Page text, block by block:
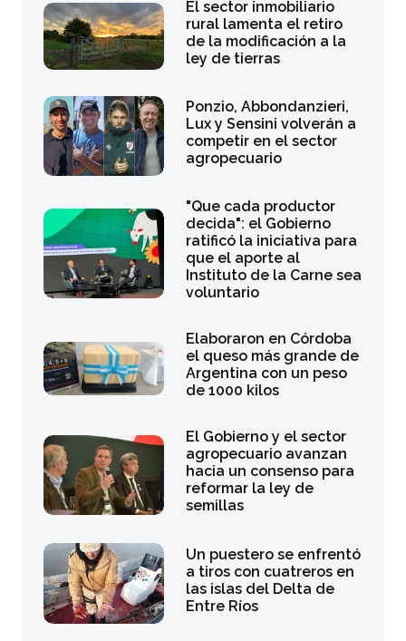
El sector inmobiliario
rural lamenta el retiro
de la modificación a la
ley de tierras
Ponzio, Abbondanzieri,
Lux y Sensini volverán a
competir en el sector
agropecuario
"Que cada productor
decida": el Gobierno
ratificó la iniciativa para
que el aporte al
Instituto de la Carne sea
voluntario
Elaboraron en Córdoba
el queso más grande de
Argentina con un peso
de 1000 kilos
El Gobierno y el sector
agropecuario avanzan
hacia un consenso para
reformar la ley de
semillas
Un puestero se enfrentó
a tiros con cuatreros en
las islas del Delta de
Entre Ríos